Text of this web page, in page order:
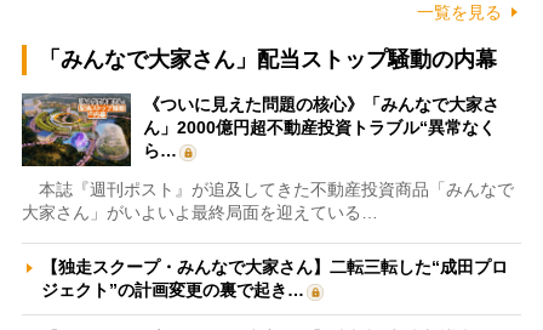
一覧を見る
「みんなで大家さん」配当ストップ騒動の内幕
《ついに見えた問題の核心》「みんなで大家さ
ん」2000億円超不動産投資トラブル“異常なく
ら…
本誌『週刊ポスト』が追及してきた不動産投資商品「みんなで
大家さん」がいよいよ最終局面を迎えている…
【独走スクープ・みんなで大家さん】二転三転した“成田プロ
ジェクト”の計画変更の裏で起き…